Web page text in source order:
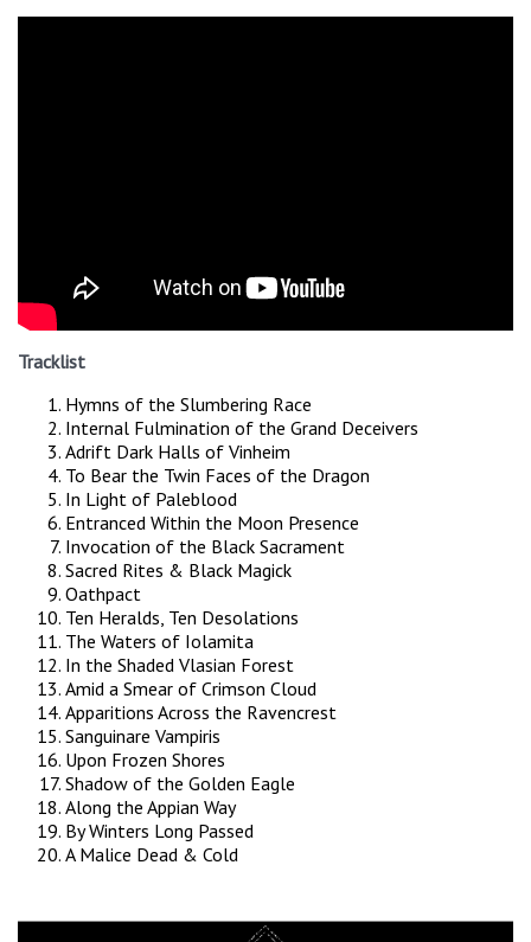
Tracklist
Hymns of the Slumbering Race
Internal Fulmination of the Grand Deceivers
Adrift Dark Halls of Vinheim
To Bear the Twin Faces of the Dragon
In Light of Paleblood
Entranced Within the Moon Presence
Invocation of the Black Sacrament
Sacred Rites & Black Magick
Oathpact
Ten Heralds, Ten Desolations
The Waters of Iolamita
In the Shaded Vlasian Forest
Amid a Smear of Crimson Cloud
Apparitions Across the Ravencrest
Sanguinare Vampiris
Upon Frozen Shores
Shadow of the Golden Eagle
Along the Appian Way
By Winters Long Passed
A Malice Dead & Cold